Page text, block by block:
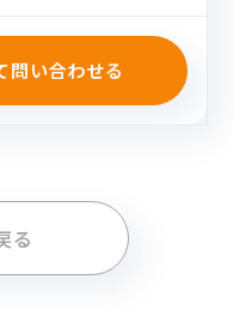
問い合わせる
る